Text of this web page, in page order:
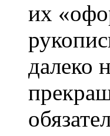
их
далеко